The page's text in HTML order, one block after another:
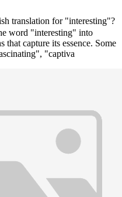
translation for "interesting"?
word "interesting" into
that capture its essence. Some
"captiva